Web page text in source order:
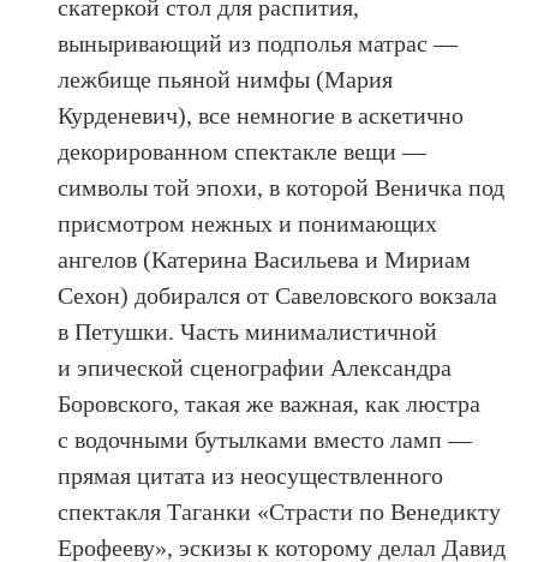
скатеркой стол для распития,
выныривающий из подполья матрас —
лежбище пьяной нимфы (Мария
Курденевич), все немногие в аскетично
декорированном спектакле вещи —
символы той эпохи, в которой Веничка под
присмотром нежных и понимающих
ангелов (Катерина Васильева и Мириам
Сехон) добирался от Савеловского вокзала
в Петушки. Часть минималистичной
и эпической сценографии Александра
Боровского, такая же важная, как люстра
с водочными бутылками вместо ламп —
прямая цитата из неосуществленного
спектакля Таганки «Страсти по Венедикту
Ерофееву», эскизы к которому делал Давид